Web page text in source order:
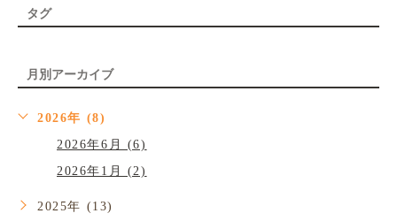
タグ
月別アーカイブ
2026年 (8)
2026年6月 (6)
2026年1月 (2)
2025年 (13)